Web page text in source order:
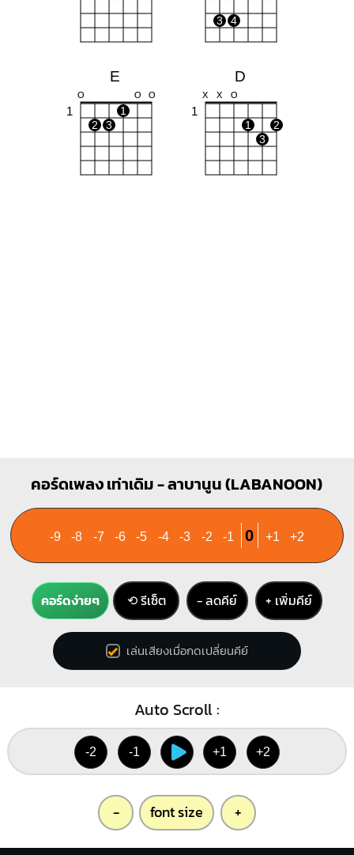
3 4
E
O O O
1
1
2
3
D
X X O
1
1
2
3
คอร์ดเพลง เท่าเดิม - ลาบานูน (LABANOON)
-9 -8 -7 -6 -5 -4 -3 -2 -1 0 +1 +2
คอร์ดง่ายๆ ⟲ รีเซ็ต − ลดคีย์ + เพิ่มคีย์
เล่นเสียงเมื่อกดเปลี่ยนคีย์
Auto Scroll :
-2 -1 +1 +2
- font size +